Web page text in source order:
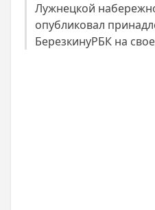
Лужнецкой
опубликовал
БерезкинуРБК на